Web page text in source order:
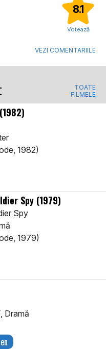
8.1
Votează
VEZI COMENTARIILE
TOATE
FILMELE
(1982)
1982)
Spy (1979)
Spy
1979)
Dramă